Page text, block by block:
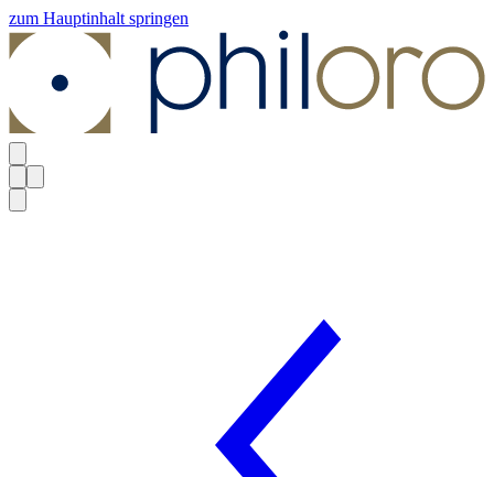
zum Hauptinhalt springen